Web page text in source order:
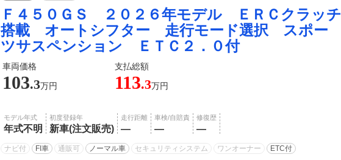
Ｆ４５０ＧＳ ２０２６年モデル ＥＲＣクラッチ
搭載 オートシフター 走行モード選択 スポー
ツサスペンション ＥＴＣ２．０付
車両価格 支払総額
103.3万円 113.3万円
モデル年式
年式不明
初度登録年
新車(注文販売)
走行距離
―
車検/自賠責
―
修復歴
―
ナビ付 FI車 通販可 ノーマル車 セキュリティシステム ワンオーナー ETC付